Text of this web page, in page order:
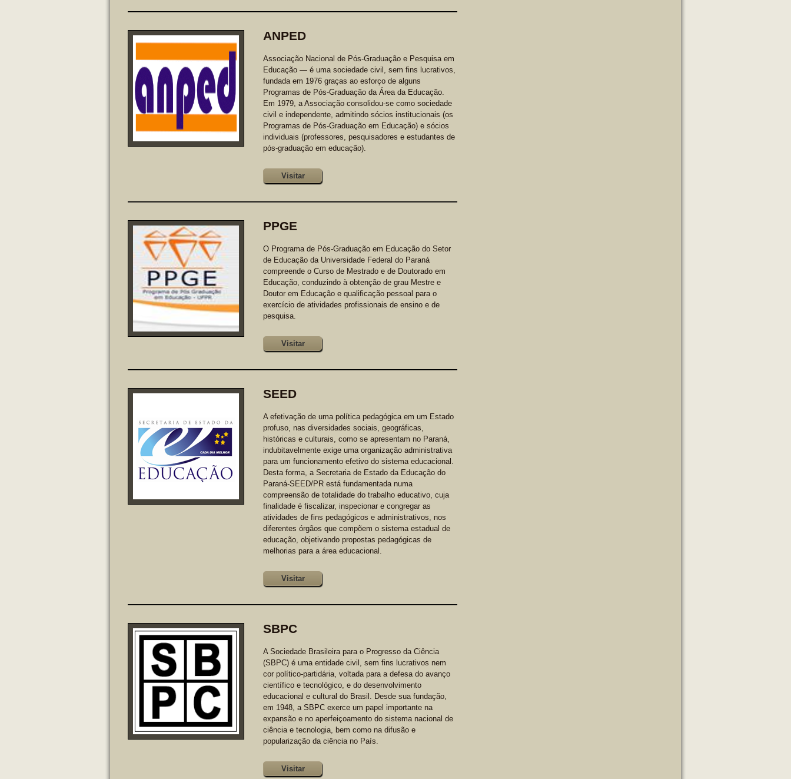
ANPED
Associação Nacional de Pós-Graduação e Pesquisa em
Educação — é uma sociedade civil, sem fins lucrativos,
fundada em 1976 graças ao esforço de alguns
Programas de Pós-Graduação da Área da Educação.
Em 1979, a Associação consolidou-se como sociedade
civil e independente, admitindo sócios institucionais (os
Programas de Pós-Graduação em Educação) e sócios
individuais (professores, pesquisadores e estudantes de
pós-graduação em educação).
Visitar
PPGE
O Programa de Pós-Graduação em Educação do Setor
de Educação da Universidade Federal do Paraná
compreende o Curso de Mestrado e de Doutorado em
Educação, conduzindo à obtenção de grau Mestre e
Doutor em Educação e qualificação pessoal para o
exercício de atividades profissionais de ensino e de
pesquisa.
Visitar
SEED
A efetivação de uma política pedagógica em um Estado
profuso, nas diversidades sociais, geográficas,
históricas e culturais, como se apresentam no Paraná,
indubitavelmente exige uma organização administrativa
para um funcionamento efetivo do sistema educacional.
Desta forma, a Secretaria de Estado da Educação do
Paraná-SEED/PR está fundamentada numa
compreensão de totalidade do trabalho educativo, cuja
finalidade é fiscalizar, inspecionar e congregar as
atividades de fins pedagógicos e administrativos, nos
diferentes órgãos que compõem o sistema estadual de
educação, objetivando propostas pedagógicas de
melhorias para a área educacional.
Visitar
SBPC
A Sociedade Brasileira para o Progresso da Ciência
(SBPC) é uma entidade civil, sem fins lucrativos nem
cor político-partidária, voltada para a defesa do avanço
científico e tecnológico, e do desenvolvimento
educacional e cultural do Brasil. Desde sua fundação,
em 1948, a SBPC exerce um papel importante na
expansão e no aperfeiçoamento do sistema nacional de
ciência e tecnologia, bem como na difusão e
popularização da ciência no País.
Visitar